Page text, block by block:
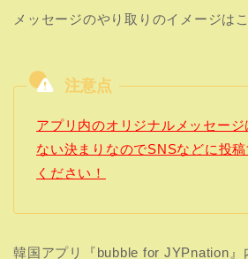
メッセージのやり取りのイメージは
アプリ内のオリジナルメッセー
ない決まりなのでSNSなどに投
ください！
韓国アプリ『bubble for JYPnation』